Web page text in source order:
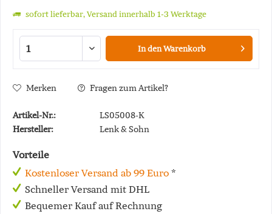
sofort lieferbar, Versand innerhalb 1-3 Werktage
In denWarenkorb
Merken Fragen zum Artikel?
Artikel-Nr.:
LS05008-K
Hersteller:
Lenk & Sohn
Vorteile
Kostenloser Versand ab 99 Euro *
Schneller Versand mit DHL
Bequemer Kauf auf Rechnung